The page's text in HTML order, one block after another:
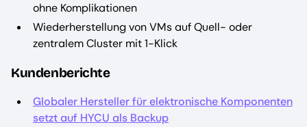
ohne Komplikationen
Wiederherstellung von VMs auf Quell- oder
zentralem Cluster mit 1-Klick
Kundenberichte
Globaler Hersteller für elektronische Komponenten
setzt auf HYCU als Backup